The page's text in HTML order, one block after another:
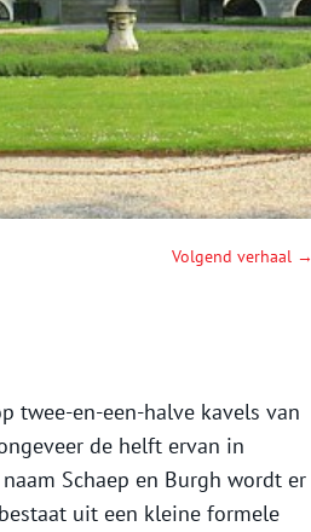
Volgend verhaal →
twee-en-een-halve kavels van
de helft ervan in
Schaep en Burgh wordt er
uit een kleine formele